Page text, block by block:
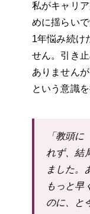
私がキャリ
めに揺らい
1年悩み続け
せん。引き
ありませんが
という意識
「教頭
れず、結
ました。
もっと早
のに、と